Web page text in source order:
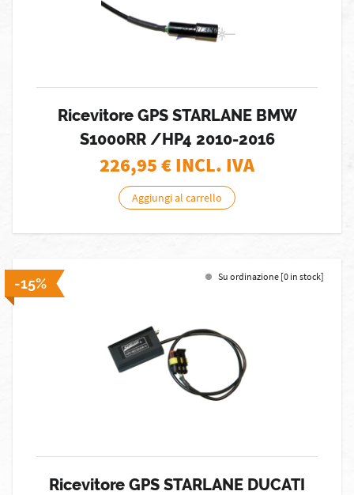
Ricevitore GPS STARLANE BMW
S1000RR /HP4 2010-2016
226,95€ INCL. IVA
Aggiungi al carrello
-15% Su ordinazione [0 in stock]
Ricevitore GPS STARLANE DUCATI